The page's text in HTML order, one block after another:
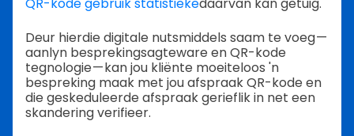
QR-kode gebruik statistiekedaarvan kan getuig.
Deur hierdie digitale nutsmiddels saam te voeg —
aanlyn besprekingsagteware en QR-kode
tegnologie — kan jou kliënte moeiteloos 'n
bespreking maak met jou afspraak QR-kode en
die geskeduleerde afspraak gerieflik in net een
skandering verifieer.